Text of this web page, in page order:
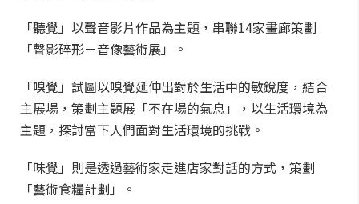
「聽覺」以聲音影片作品為主題，串聯14家畫廊策劃
「聲影碎形－音像藝術展」。
「嗅覺」試圖以嗅覺延伸出對於生活中的敏銳度，結合
主展場，策劃主題展「不在場的氣息」，以生活環境為
主題，探討當下人們面對生活環境的挑戰。
「味覺」則是透過藝術家走進店家對話的方式，策劃
「藝術食糧計劃」。